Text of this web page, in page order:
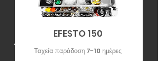
EFESTO 150
Ταχεία παράδοση 7-10 ημέρες